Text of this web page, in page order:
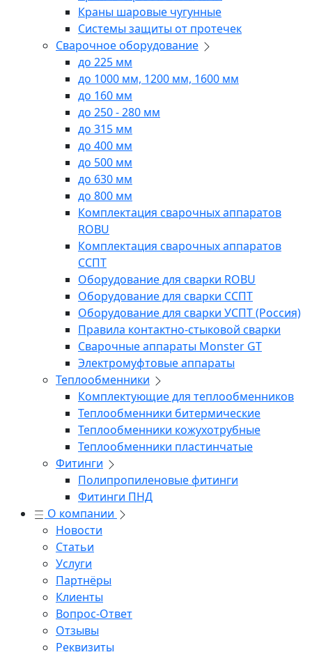
Краны шаровые чугунные
Системы защиты от протечек
Сварочное оборудование
до 225 мм
до 1000 мм, 1200 мм, 1600 мм
до 160 мм
до 250 - 280 мм
до 315 мм
до 400 мм
до 500 мм
до 630 мм
до 800 мм
Комплектация сварочных аппаратов
ROBU
Комплектация сварочных аппаратов
ССПТ
Оборудование для сварки ROBU
Оборудование для сварки ССПТ
Оборудование для сварки УСПТ (Россия)
Правила контактно-стыковой сварки
Сварочные аппараты Monster GT
Электромуфтовые аппараты
Теплообменники
Комплектующие для теплообменников
Теплообменники битермические
Теплообменники кожухотрубные
Теплообменники пластинчатые
Фитинги
Полипропиленовые фитинги
Фитинги ПНД
О компании
Новости
Статьи
Услуги
Партнёры
Клиенты
Вопрос-Ответ
Отзывы
Реквизиты